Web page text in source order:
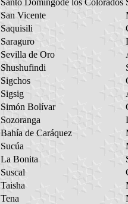
San Vicente
Saquisili
Saraguro
Sevilla de Oro
Shushufindi
Sigchos
Sigsig
Simón Bolívar
Sozoranga
Bahía de Caráquez
Sucúa
La Bonita
Suscal
Taisha
Tena